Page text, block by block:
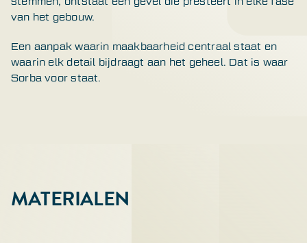
van het gebouw.
Een aanpak waarin maakbaarheid centraal staat en
waarin elk detail bijdraagt aan het geheel. Dat is waar
Sorba voor staat.
MATERIALEN